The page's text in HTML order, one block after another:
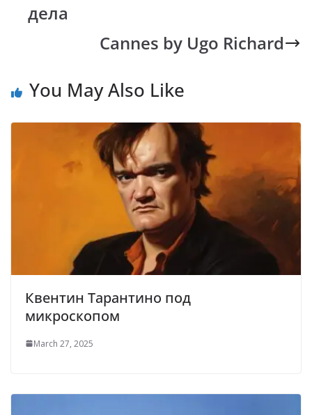
k
дела
Cannes by Ugo Richard
You May Also Like
Квентин Тарантино под
микроскопом
March 27, 2025